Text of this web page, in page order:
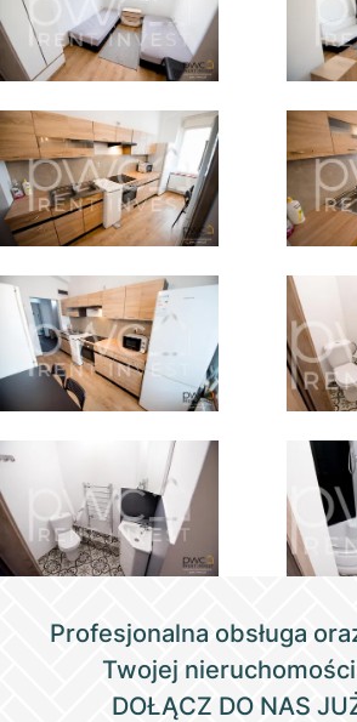
Profesjonalna obsługa
Twojej
DOŁĄCZ DO NAS